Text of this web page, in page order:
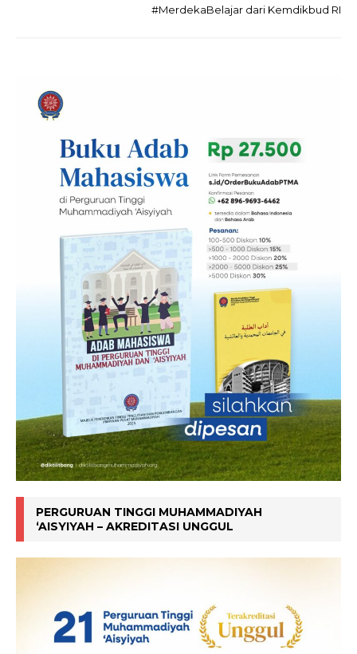
#MerdekaBelajar dari Kemdikbud RI
PERGURUAN TINGGI MUHAMMADIYAH
‘AISYIYAH – AKREDITASI UNGGUL